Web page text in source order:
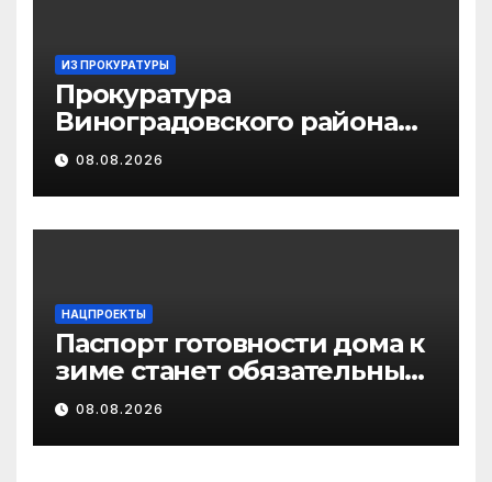
ИЗ ПРОКУРАТУРЫ
Прокуратура
Виноградовского района
информирует об
изменениях
законодательства об
иммунопрофилактике
08.08.2026
НАЦПРОЕКТЫ
Паспорт готовности дома к
зиме станет обязательным
лицензионным
требованием для
управляющих организаций
08.08.2026